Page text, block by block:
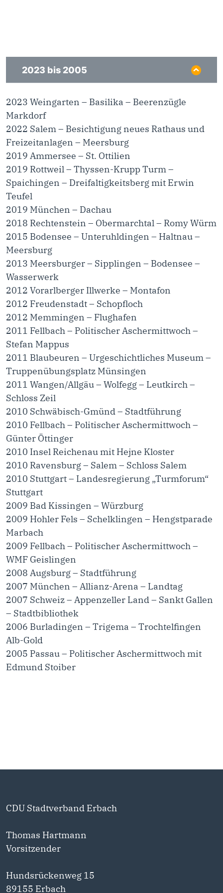
2023 bis 2005
2023 Weingarten – Basilika – Beerenzügle
Markdorf
2022 Salem – Besichtigung neues Rathaus und
Freizeitanlagen – Meersburg
2019 Ammersee – St. Ottilien
2019 Rottweil – Thyssen-Krupp Turm –
Spaichingen – Dreifaltigkeitsberg mit Erwin
Teufel
2019 München – Dachau
2018 Rechtenstein – Obermarchtal – Romy Würm
2015 Bodensee – Unteruhldingen – Haltnau –
Meersburg
2013 Meersburger – Sipplingen – Bodensee –
Wasserwerk
2012 Vorarlberger Illwerke – Montafon
2012 Freudenstadt – Schopfloch
2012 Memmingen – Flughafen
2011 Fellbach – Politischer Aschermittwoch –
Stefan Mappus
2011 Blaubeuren – Urgeschichtliches Museum –
Truppenübungsplatz Münsingen
2011 Wangen/Allgäu – Wolfegg – Leutkirch –
Schloss Zeil
2010 Schwäbisch-Gmünd – Stadtführung
2010 Fellbach – Politischer Aschermittwoch –
Günter Öttinger
2010 Insel Reichenau mit Hejne Kloster
2010 Ravensburg – Salem – Schloss Salem
2010 Stuttgart – Landesregierung „Turmforum“
Stuttgart
2009 Bad Kissingen – Würzburg
2009 Hohler Fels – Schelklingen – Hengstparade
Marbach
2009 Fellbach – Politischer Aschermittwoch –
WMF Geislingen
2008 Augsburg – Stadtführung
2007 München – Allianz-Arena – Landtag
2007 Schweiz – Appenzeller Land – Sankt Gallen
– Stadtbibliothek
2006 Burladingen – Trigema – Trochtelfingen
Alb-Gold
2005 Passau – Politischer Aschermittwoch mit
Edmund Stoiber
CDU Stadtverband Erbach
Thomas Hartmann
Vorsitzender
Hundsrückenweg 15
89155 Erbach